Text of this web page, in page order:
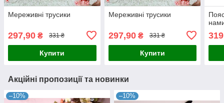
Мереживні трусики
297,90 ₴ 331 ₴
Купити
Мереживні трусики
297,90₴ 331 ₴
Купити
Акційні пропозиції та новинки
–10% –10%